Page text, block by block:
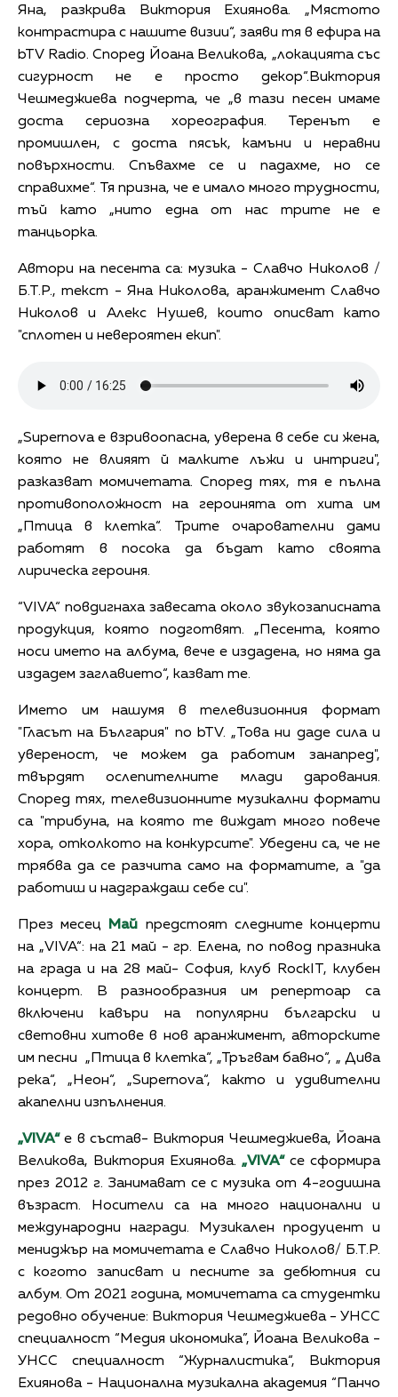
Яна, разкрива Виктория Ехиянова. „Мястото
контрастира с нашите визии“, заяви тя в ефира на
bTV Radio. Според Йоана Великова, „локацията със
сигурност не е просто декор“.Виктория
Чешмеджиева подчерта, че „в тази песен имаме
доста сериозна хореография. Теренът е
промишлен, с доста пясък, камъни и неравни
повърхности. Спъвахме се и падахме, но се
справихме“. Тя призна, че е имало много трудности,
тъй като „нито една от нас трите не е
танцьорка.
Автори на песента са: музика - Славчо Николов /
Б.Т.Р., текст - Яна Николова, аранжимент Славчо
Николов и Алекс Нушев, които описват като
"сплотен и невероятен екип".
„Supernova е взривоопасна, уверена в себе си жена,
която не влияят й малките лъжи и интриги",
разказват момичетата. Според тях, тя е пълна
противоположност на героинята от хита им
„Птица в клетка“. Трите очарователни дами
работят в посока да бъдат като своята
лирическа героиня.
“VIVA“ повдигнаха завесата около звукозаписната
продукция, която подготвят. „Песента, която
носи името на албума, вече е издадена, но няма да
издадем заглавието“, казват те.
Името им нашумя в телевизионния формат
"Гласът на България" по bTV. „Това ни даде сила и
увереност, че можем да работим занапред",
твърдят ослепителните млади дарования.
Според тях, телевизионните музикални формати
са "трибуна, на която те виждат много повече
хора, отколкото на конкурсите". Убедени са, че не
трябва да се разчита само на форматите, а "да
работиш и надграждаш себе си".
През месец Май предстоят следните концерти
на „VIVA“: на 21 май - гр. Елена, по повод празника
на града и на 28 май- София, клуб RockIT, клубен
концерт. В разнообразния им репертоар са
включени кавъри на популярни български и
световни хитове в нов аранжимент, авторските
им песни „Птица в клетка“, „Тръгвам бавно“, „ Дива
река“, „Неон“, „Supernova“, както и удивителни
акапелни изпълнения.
„VIVA“е в състав- Виктория Чешмеджиева, Йоана
Великова, Виктория Ехиянова. „VIVA“се сформира
през 2012 г. Занимават се с музика от 4-годишна
възраст. Носители са на много национални и
международни награди. Музикален продуцент и
мениджър на момичетата е Славчо Николов/ Б.Т.Р.
с когото записват и песните за дебютния си
албум. От 2021 година, момичетата са студентки
редовно обучение: Виктория Чешмеджиева - УНСС
специалност “Медия икономика”, Йоана Великова -
УНСС специалност “Журналистика“, Виктория
Ехиянова - Национална музикална академия “Панчо